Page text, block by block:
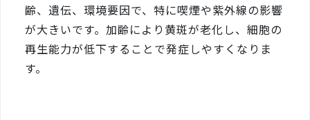
齢、遺伝、環境要因で、特に喫煙や紫外線の影響
が大きいです。加齢により黄斑が老化し、細胞の
再生能力が低下することで発症しやすくなりま
す。